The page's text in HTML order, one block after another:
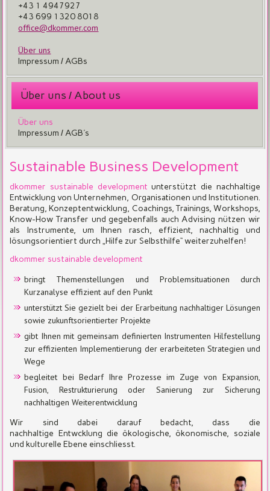
+43 1 4947927
+43 699 1320 8018
office@dkommer.com
Über uns
Impressum / AGBs
Über uns / About us
Über uns
Impressum / AGB's
Sustainable Business Development
dkommer sustainable development unterstützt die nachhaltige
Entwicklung von Unternehmen, Organisationen und Institutionen.
Beratung, Konzeptentwicklung, Coachings, Trainings, Workshops,
Know-How Transfer und gegebenfalls auch Advising nützen wir
als Instrumente, um Ihnen rasch, effizient, nachhaltig und
lösungsorientiert durch „Hilfe zur Selbsthilfe“ weiterzuhelfen!
dkommer sustainable development
bringt Themenstellungen und Problemsituationen durch
Kurzanalyse effizient auf den Punkt
unterstützt Sie gezielt bei der Erarbeitung nachhaltiger Lösungen
sowie zukunftsorientierter Projekte
gibt Ihnen mit gemeinsam definierten Instrumenten Hilfestellung
zur effizienten Implementierung der erarbeiteten Strategien und
Wege
begleitet bei Bedarf Ihre Prozesse im Zuge von Expansion,
Fusion, Restrukturierung oder Sanierung zur Sicherung
nachhaltigen Weiterentwicklung
Wir sind dabei darauf bedacht, dass die
nachhaltige Entwcklung die ökologische, ökonomische, soziale
und kulturelle Ebene einschliesst.